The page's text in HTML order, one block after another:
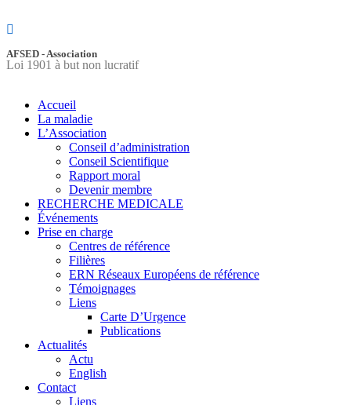
AFSED - Association
Loi 1901 à but non lucratif
Accueil
La maladie
L’Association
Conseil d’administration
Conseil Scientifique
Rapport moral
Devenir membre
RECHERCHE MEDICALE
Événements
Prise en charge
Centres de référence
Filières
ERN Réseaux Européens de référence
Témoignages
Liens
Carte D’Urgence
Publications
Actualités
Actu
English
Contact
Liens